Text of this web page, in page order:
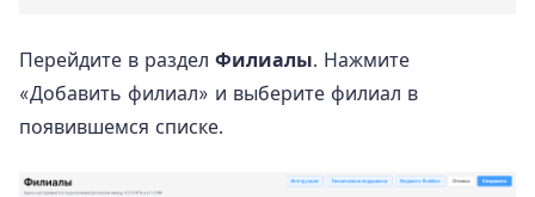
Перейдите в раздел Филиалы. Нажмите
«Добавить филиал» и выберите филиал в
появившемся списке.